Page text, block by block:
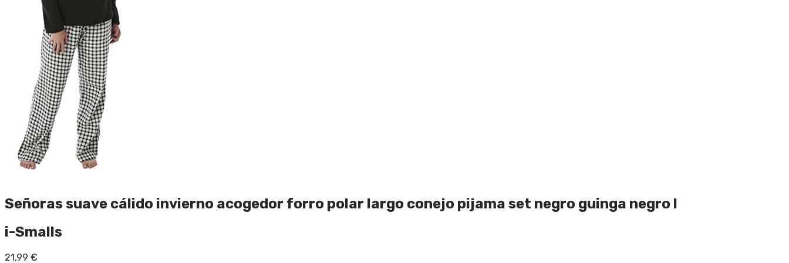
Señoras suave cálido invierno acogedor forro polar largo conejo pijama set negro guinga negro l
i-Smalls
21,99 €